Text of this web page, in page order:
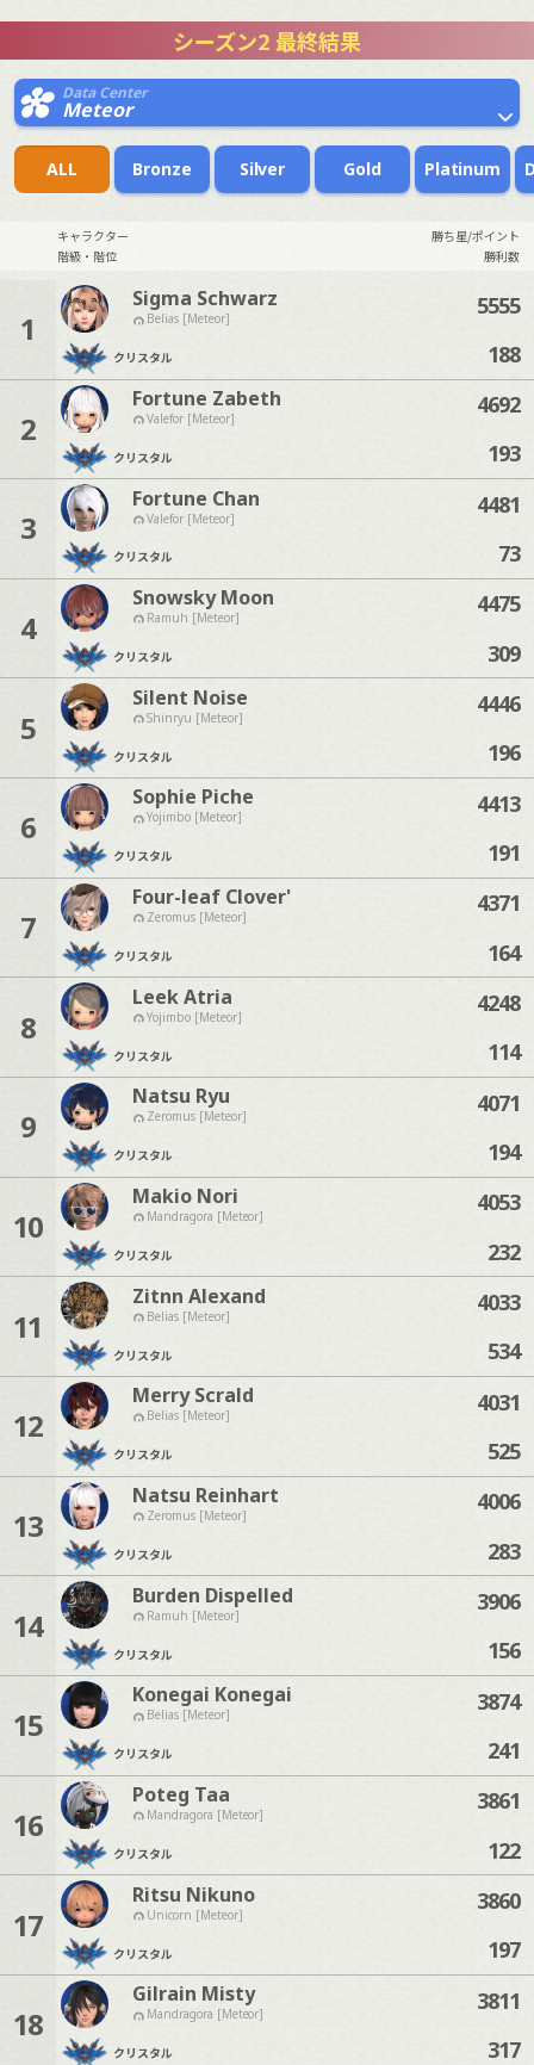
シーズン2 最終結果
Data Center
Meteor
ALL Bronze Silver Gold Platinum
キャラクター
勝ち星/ポイント
階級・階位
勝利数
1
Sigma Schwarz
Belias [Meteor]
クリスタル
5555
188
2
Fortune Zabeth
Valefor [Meteor]
クリスタル
4692
193
3
Fortune Chan
Valefor [Meteor]
クリスタル
4481
73
4
Snowsky Moon
Ramuh [Meteor]
クリスタル
4475
309
5
Silent Noise
Shinryu [Meteor]
クリスタル
4446
196
6
Sophie Piche
Yojimbo [Meteor]
クリスタル
4413
191
7
Four-leaf Clover'
Zeromus [Meteor]
クリスタル
4371
164
8
Leek Atria
Yojimbo [Meteor]
クリスタル
4248
114
9
Natsu Ryu
Zeromus [Meteor]
クリスタル
4071
194
10
Makio Nori
Mandragora [Meteor]
クリスタル
4053
232
11
Zitnn Alexand
Belias [Meteor]
クリスタル
4033
534
12
Merry Scrald
Belias [Meteor]
クリスタル
4031
525
13
Natsu Reinhart
Zeromus [Meteor]
クリスタル
4006
283
14
Burden Dispelled
Ramuh [Meteor]
クリスタル
3906
156
15
Konegai Konegai
Belias [Meteor]
クリスタル
3874
241
16
Poteg Taa
Mandragora [Meteor]
クリスタル
3861
122
17
Ritsu Nikuno
Unicorn [Meteor]
クリスタル
3860
197
18
Gilrain Misty
Mandragora [Meteor]
クリスタル
3811
317